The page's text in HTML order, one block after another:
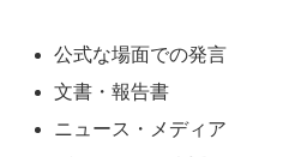
公式な場面での発言
文書・報告書
ニュース・メディア